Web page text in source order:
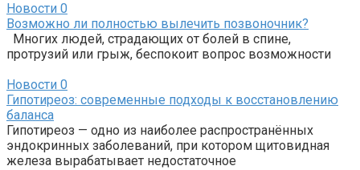
Новости 0
Возможно ли полностью вылечить позвоночник?
Многих людей, страдающих от болей в спине,
протрузий или грыж, беспокоит вопрос возможности
Новости 0
Гипотиреоз: современные подходы к восстановлению
баланса
Гипотиреоз — одно из наиболее распространённых
эндокринных заболеваний, при котором щитовидная
железа вырабатывает недостаточное